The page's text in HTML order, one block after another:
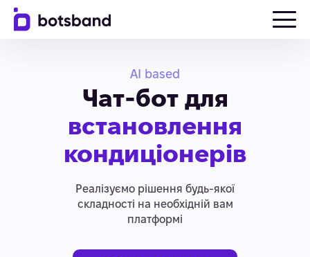
AI based
Чат-бот для
встановлення
кондиціонерів
Реалізуємо рішення будь-якої
складності на необхідній вам
платформі